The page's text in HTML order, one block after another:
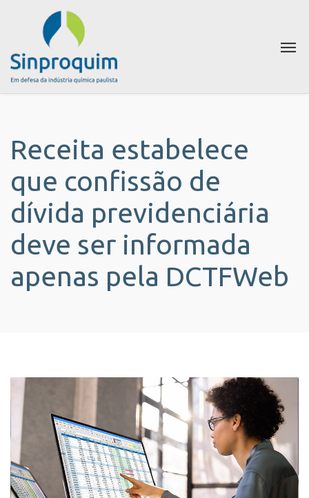
Receita estabelece
que confissão de
dívida previdenciária
deve ser informada
apenas pela DCTFWeb